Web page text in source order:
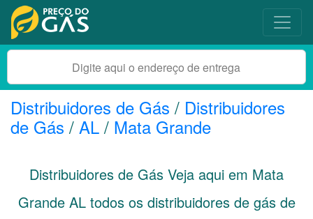
Distribuidores de Gás / Distribuidores
de Gás / AL / Mata Grande
Distribuidores de Gás Veja aqui em Mata
Grande ALtodos os distribuidores de gás de